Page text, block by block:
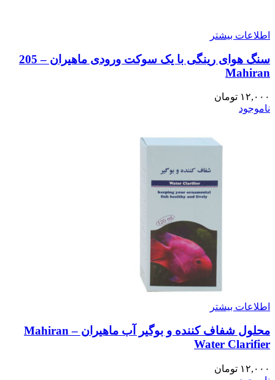
اطلاعات بیشتر
سنگ هوای رینگی با یک سوکت ورودی ماهیران – 205
Mahiran
۱۲,۰۰۰ تومان
ناموجود
اطلاعات بیشتر
محلول شفاف کننده و بوگیر آب ماهیران – Mahiran
Water Clarifier
۱۲,۰۰۰ تومان